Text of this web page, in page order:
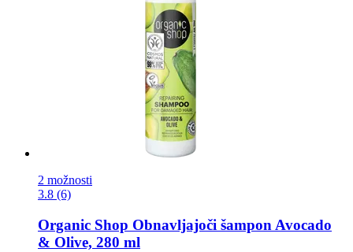
2 možnosti
3.8 (6)
Organic Shop Obnavljajoči šampon Avocado
& Olive, 280 ml